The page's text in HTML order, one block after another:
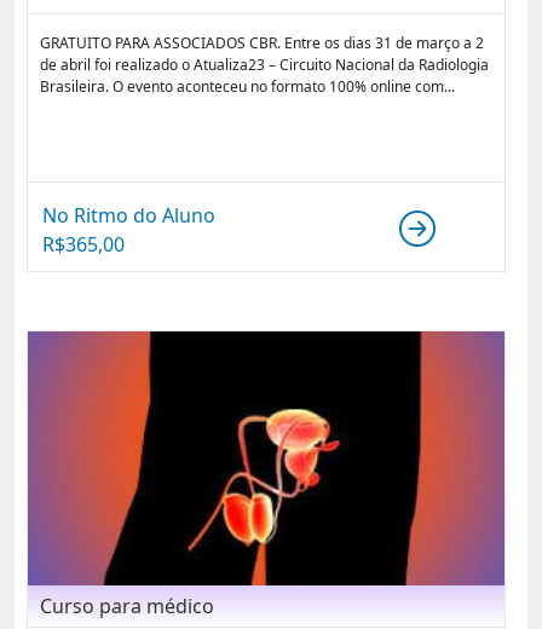
GRATUITO PARA ASSOCIADOS CBR. Entre os dias 31 de março a 2
de abril foi realizado o Atualiza23 – Circuito Nacional da Radiologia
Brasileira. O evento aconteceu no formato 100% online com...
No Ritmo do Aluno
R$365,00
Curso para médico